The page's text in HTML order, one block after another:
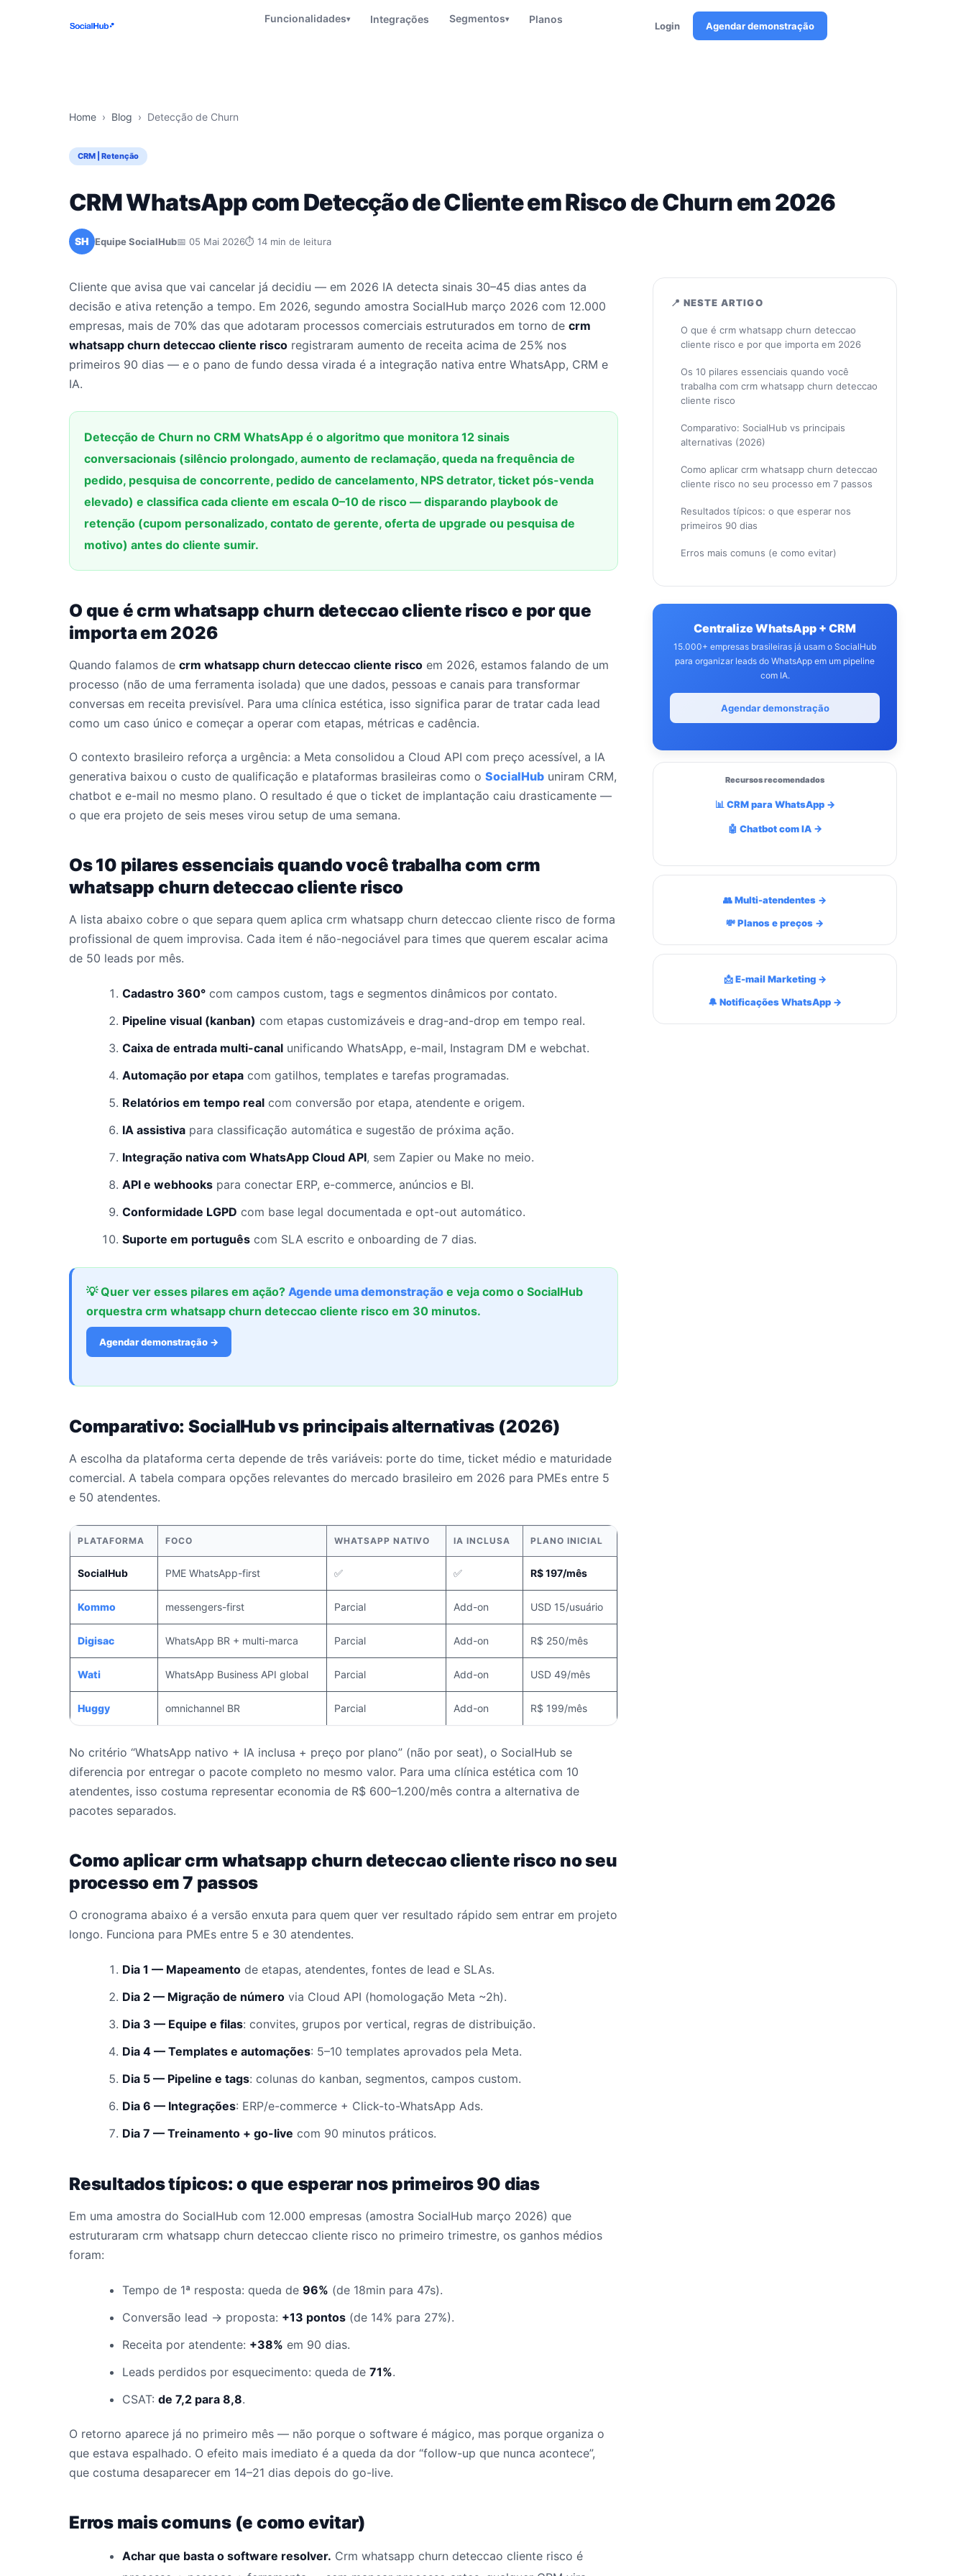
Funcionalidades▾ Integrações Segmentos▾ Planos
Login Agendar demonstração
Home › Blog › Detecção de Churn
CRM | Retenção
CRM WhatsApp com Detecção de Cliente em Risco de Churn em 2026
SH Equipe SocialHub📅 05 Mai 2026⏱ 14 min de leitura
Cliente que avisa que vai cancelar já decidiu — em 2026 IA detecta sinais 30–45 dias antes da
decisão e ativa retenção a tempo. Em 2026, segundo amostra SocialHub março 2026 com 12.000
empresas, mais de 70% das que adotaram processos comerciais estruturados em torno de crm
whatsapp churn deteccao cliente risco registraram aumento de receita acima de 25% nos
primeiros 90 dias — e o pano de fundo dessa virada é a integração nativa entre WhatsApp, CRM e
IA.
Detecção de Churn no CRM WhatsApp é o algoritmo que monitora 12 sinais
conversacionais (silêncio prolongado, aumento de reclamação, queda na frequência de
pedido, pesquisa de concorrente, pedido de cancelamento, NPS detrator, ticket pós-venda
elevado) e classifica cada cliente em escala 0–10 de risco — disparando playbook de
retenção (cupom personalizado, contato de gerente, oferta de upgrade ou pesquisa de
motivo) antes do cliente sumir.
O que é crm whatsapp churn deteccao cliente risco e por que
importa em 2026
Quando falamos de crm whatsapp churn deteccao cliente risco em 2026, estamos falando de um
processo (não de uma ferramenta isolada) que une dados, pessoas e canais para transformar
conversas em receita previsível. Para uma clínica estética, isso significa parar de tratar cada lead
como um caso único e começar a operar com etapas, métricas e cadência.
O contexto brasileiro reforça a urgência: a Meta consolidou a Cloud API com preço acessível, a IA
generativa baixou o custo de qualificação e plataformas brasileiras como o SocialHub uniram CRM,
chatbot e e-mail no mesmo plano. O resultado é que o ticket de implantação caiu drasticamente —
o que era projeto de seis meses virou setup de uma semana.
Os 10 pilares essenciais quando você trabalha com crm
whatsapp churn deteccao cliente risco
A lista abaixo cobre o que separa quem aplica crm whatsapp churn deteccao cliente risco de forma
profissional de quem improvisa. Cada item é não-negociável para times que querem escalar acima
de 50 leads por mês.
Cadastro 360° com campos custom, tags e segmentos dinâmicos por contato.
Pipeline visual (kanban) com etapas customizáveis e drag-and-drop em tempo real.
Caixa de entrada multi-canal unificando WhatsApp, e-mail, Instagram DM e webchat.
Automação por etapa com gatilhos, templates e tarefas programadas.
Relatórios em tempo real com conversão por etapa, atendente e origem.
IA assistiva para classificação automática e sugestão de próxima ação.
Integração nativa com WhatsApp Cloud API, sem Zapier ou Make no meio.
API e webhooks para conectar ERP, e-commerce, anúncios e BI.
Conformidade LGPD com base legal documentada e opt-out automático.
Suporte em português com SLA escrito e onboarding de 7 dias.
💡 Quer ver esses pilares em ação? Agende uma demonstração e veja como o SocialHub
orquestra crm whatsapp churn deteccao cliente risco em 30 minutos.
Agendar demonstração →
Comparativo: SocialHub vs principais alternativas (2026)
A escolha da plataforma certa depende de três variáveis: porte do time, ticket médio e maturidade
comercial. A tabela compara opções relevantes do mercado brasileiro em 2026 para PMEs entre 5
e 50 atendentes.
PLATAFORMA FOCO WHATSAPP NATIVO IA INCLUSA PLANO INICIAL
SocialHub PME WhatsApp-first ✅ ✅ R$ 197/mês
Kommo messengers-first Parcial Add-on USD 15/usuário
Digisac WhatsApp BR + multi-marca Parcial Add-on R$ 250/mês
Wati WhatsApp Business API global Parcial Add-on USD 49/mês
Huggy omnichannel BR Parcial Add-on R$ 199/mês
No critério “WhatsApp nativo + IA inclusa + preço por plano” (não por seat), o SocialHub se
diferencia por entregar o pacote completo no mesmo valor. Para uma clínica estética com 10
atendentes, isso costuma representar economia de R$ 600–1.200/mês contra a alternativa de
pacotes separados.
Como aplicar crm whatsapp churn deteccao cliente risco no seu
processo em 7 passos
O cronograma abaixo é a versão enxuta para quem quer ver resultado rápido sem entrar em projeto
longo. Funciona para PMEs entre 5 e 30 atendentes.
Dia 1 — Mapeamento de etapas, atendentes, fontes de lead e SLAs.
Dia 2 — Migração de número via Cloud API (homologação Meta ~2h).
Dia 3 — Equipe e filas: convites, grupos por vertical, regras de distribuição.
Dia 4 — Templates e automações: 5–10 templates aprovados pela Meta.
Dia 5 — Pipeline e tags: colunas do kanban, segmentos, campos custom.
Dia 6 — Integrações: ERP/e-commerce + Click-to-WhatsApp Ads.
Dia 7 — Treinamento + go-live com 90 minutos práticos.
Resultados típicos: o que esperar nos primeiros 90 dias
Em uma amostra do SocialHub com 12.000 empresas (amostra SocialHub março 2026) que
estruturaram crm whatsapp churn deteccao cliente risco no primeiro trimestre, os ganhos médios
foram:
Tempo de 1ª resposta: queda de 96% (de 18min para 47s).
Conversão lead → proposta: +13 pontos (de 14% para 27%).
Receita por atendente: +38% em 90 dias.
Leads perdidos por esquecimento: queda de 71%.
CSAT: de 7,2 para 8,8.
O retorno aparece já no primeiro mês — não porque o software é mágico, mas porque organiza o
que estava espalhado. O efeito mais imediato é a queda da dor “follow-up que nunca acontece”,
que costuma desaparecer em 14–21 dias depois do go-live.
Erros mais comuns (e como evitar)
Achar que basta o software resolver. Crm whatsapp churn deteccao cliente risco é
📍 NESTE ARTIGO
O que é crm whatsapp churn deteccao
cliente risco e por que importa em 2026
Os 10 pilares essenciais quando você
trabalha com crm whatsapp churn deteccao
cliente risco
Comparativo: SocialHub vs principais
alternativas (2026)
Como aplicar crm whatsapp churn deteccao
cliente risco no seu processo em 7 passos
Resultados típicos: o que esperar nos
primeiros 90 dias
Erros mais comuns (e como evitar)
Centralize WhatsApp + CRM
15.000+ empresas brasileiras já usam o SocialHub
para organizar leads do WhatsApp em um pipeline
com IA.
Agendar demonstração
Recursos recomendados
📊 CRM para WhatsApp →
🤖 Chatbot com IA →
👥 Multi-atendentes →
💸 Planos e preços →
📩 E-mail Marketing →
🔔 Notificações WhatsApp →